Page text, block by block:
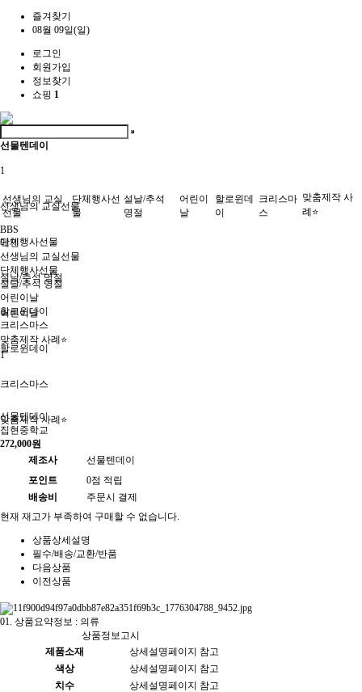
즐겨찾기
08월 09일(일)
로그인
회원가입
정보찾기
쇼핑 1
선물텐데이
1
선생님의 교실선물
단체행사선물
설날/추석 명절
어린이날
할로윈데이
크리스마스
맞춤제작 사례⭐
선생님의 교실
선물
단체행사선
물
설날/추석
명절
어린이
날
할로윈데
이
크리스마
스
맞춤제작 사
례⭐
BBS
메인
선생님의 교실선물
단체행사선물
설날/추석 명절
어린이날
할로윈데이
크리스마스
맞춤제작 사례⭐
1
선물텐데이
집현중학교
272,000원
제조사
선물텐데이
포인트
0점 적립
배송비
주문시 결제
현재 재고가 부족하여 구매할 수 없습니다.
상품상세설명
필수/배송/교환/반품
다음상품
이전상품
01. 상품요약정보 : 의류
상품정보고시
제품소재
상세설명페이지 참고
색상
상세설명페이지 참고
치수
상세설명페이지 참고